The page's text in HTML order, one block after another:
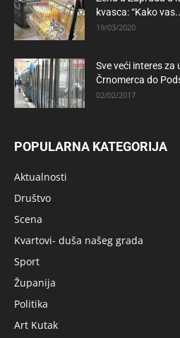
kvasca: “Kako
19/03/2020
Sve veći interes za
Črnomerca do
02/02/2017
POPULARNA KATEGORIJA
Aktualnosti
Društvo
Scena
Kvartovi- duša našeg grada
Sport
Županija
Politika
Art Kutak